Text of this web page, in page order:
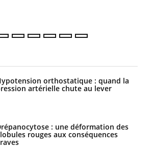
orthostatique : quand la
artérielle chute au lever
: une déformation des
rouges aux conséquences